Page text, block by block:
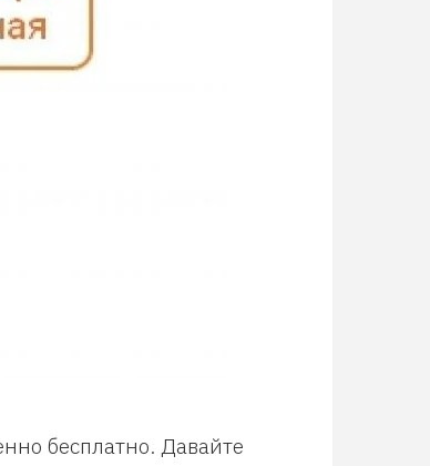
бесплатно. Давайте